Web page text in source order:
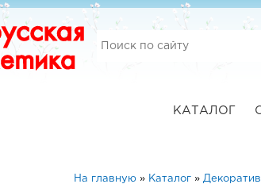
КАТАЛОГ
На главную » Каталог »